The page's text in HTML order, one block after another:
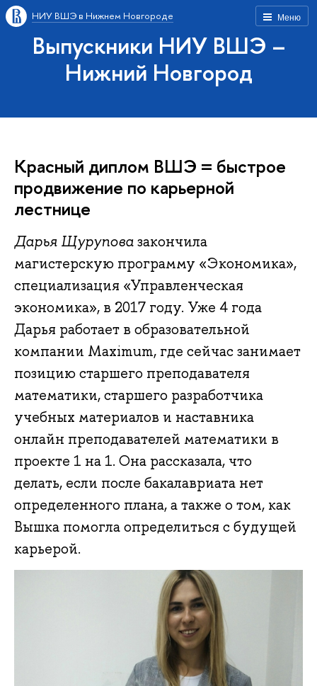
Меню
НИУ ВШЭ в Нижнем Новгороде
Выпускники НИУ ВШЭ –
Нижний Новгород
Красный диплом ВШЭ = быстрое
продвижение по карьерной
лестнице
Дарья Щуруповазакончила
магистерскую программу «Экономика»,
специализация «Управленческая
экономика», в 2017 году. Уже 4 года
Дарья работает в образовательной
компании Maximum, где сейчас занимает
позицию старшего преподавателя
математики, старшего разработчика
учебных материалов и наставника
онлайн преподавателей математики в
проекте 1 на 1. Она рассказала, что
делать, если после бакалавриата нет
определенного плана, а также о том, как
Вышка помогла определиться с будущей
карьерой.